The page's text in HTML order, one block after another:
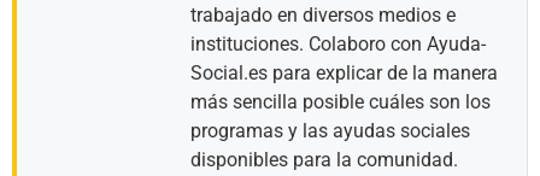
trabajado en diversos medios e
instituciones. Colaboro con Ayuda-
Social.es para explicar de la manera
más sencilla posible cuáles son los
programas y las ayudas sociales
disponibles para la comunidad.